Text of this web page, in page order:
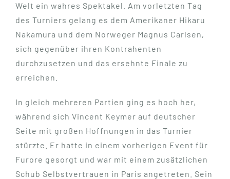
Welt ein wahres Spektakel. Am vorletzten Tag
des Turniers gelang es dem Amerikaner Hikaru
Nakamura und dem Norweger Magnus Carlsen,
sich gegenüber ihren Kontrahenten
durchzusetzen und das ersehnte Finale zu
erreichen.
In gleich mehreren Partien ging es hoch her,
während sich Vincent Keymer auf deutscher
Seite mit großen Hoffnungen in das Turnier
stürzte. Er hatte in einem vorherigen Event für
Furore gesorgt und war mit einem zusätzlichen
Schub Selbstvertrauen in Paris angetreten. Sein